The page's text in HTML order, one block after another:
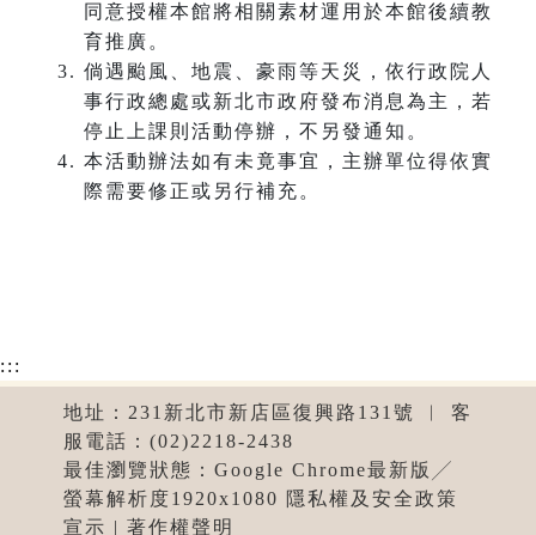
同意授權本館將相關素材運用於本館後續教
育推廣。
倘遇颱風、地震、豪雨等天災，依行政院人
事行政總處或新北市政府發布消息為主，若
停止上課則活動停辦，不另發通知。
本活動辦法如有未竟事宜，主辦單位得依實
際需要修正或另行補充。
:::
地址：231新北市新店區復興路131號 ︱ 客
服電話：(02)2218-2438
最佳瀏覽狀態：Google Chrome最新版╱
螢幕解析度1920x1080 隱私權及安全政策
宣示 | 著作權聲明